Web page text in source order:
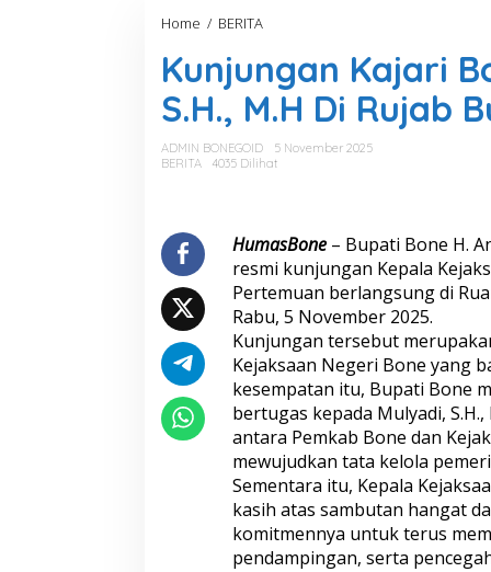
Home / BERITA
n
u
n
a
j
r
i
B
o
n
e
y
a
n
g
a
r
u
,
Kunjungan Kajari
S.H., M.H Di Rujab
ADMIN BONEGOID
5 November 2025
BERITA
4035 Dilihat
HumasBone – Bupati Bone H.
resmi kunjungan Kepala
Pertemuan berlangsung di
Rabu, 5 November 2025.
Kunjungan tersebut
Kejaksaan Negeri Bone yang
kesempatan itu, Bupati Bone
bertugas kepada Mulyadi,
antara Pemkab Bone dan
mewujudkan tata kelola
Sementara itu, Kepala
kasih atas sambutan hangat
komitmennya untuk terus
pendampingan, serta